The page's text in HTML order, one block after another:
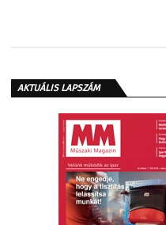
AKTUÁLIS LAPSZÁM